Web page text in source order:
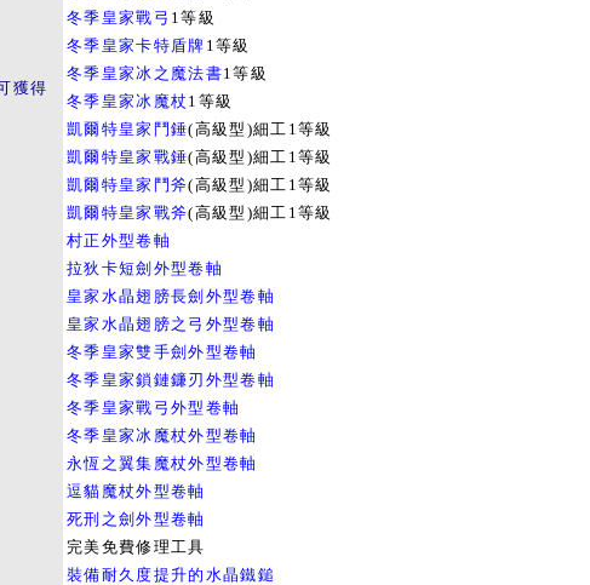
獲得
冬季皇家戰弓 1等級
冬季皇家卡特盾牌 1等級
冬季皇家冰之魔法書1等級
冬季皇家冰魔杖1等級
凱爾特皇家鬥錘(高級型)細工1等級
凱爾特皇家戰錘(高級型)細工1等級
凱爾特皇家鬥斧(高級型)細工1等級
凱爾特皇家戰斧(高級型)細工1等級
村正外型卷軸
拉狄卡短劍外型卷軸
皇家水晶翅膀長劍外型卷軸
皇家水晶翅膀之弓外型卷軸
冬季皇家雙手劍外型卷軸
冬季皇家鎖鏈鐮刃外型卷軸
冬季皇家戰弓外型卷軸
冬季皇家冰魔杖外型卷軸
永恆之翼集魔杖外型卷軸
逗貓魔杖外型卷軸
死刑之劍外型卷軸
完美免費修理工具
裝備耐久度提升的水晶鐵鎚